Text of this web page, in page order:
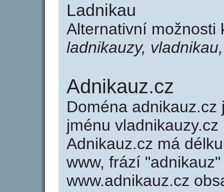
Ladnikau
Alternativní
ladnikauzy,
Adnikauz.cz
Doména
jménu
Adnikauz.cz má
www, frází
www.adnikauz.cz